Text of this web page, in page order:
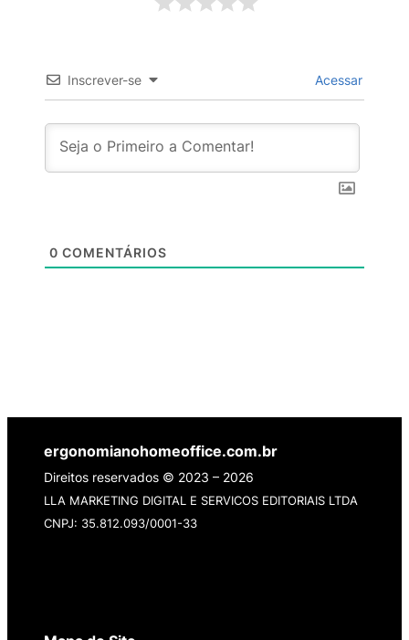
Inscrever-se Acessar
0 COMENTÁRIOS
ergonomianohomeoffice.com.br
Direitos reservados © 2023 – 2026
LLA MARKETING DIGITAL E SERVICOS EDITORIAIS LTDA
CNPJ: 35.812.093/0001-33